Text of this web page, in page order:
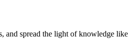
and spread the light of knowledge like